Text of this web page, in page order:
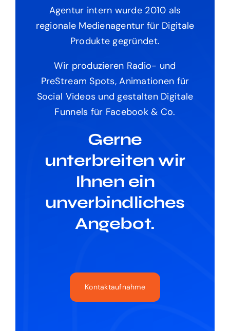
Agentur intern wurde 2010 als
regionale Medienagentur für Digitale
Produkte gegründet.
Wir produzieren Radio- und
PreStream Spots, Animationen für
Social Videos und gestalten Digitale
Funnels für Facebook & Co.
Gerne
unterbreiten wir
Ihnen ein
unverbindliches
Angebot.
Kontaktaufnahme